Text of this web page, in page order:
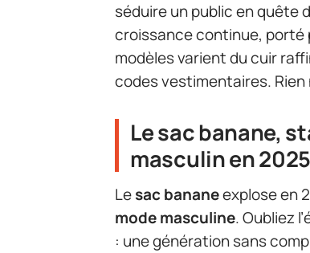
séduire un public en quête
croissance continue, porté
modèles varient du cuir
codes vestimentaires.
Le sac banane,
masculin en 2025
Lesac bananeexplose en
mode masculine. Oubliez
: une génération sans